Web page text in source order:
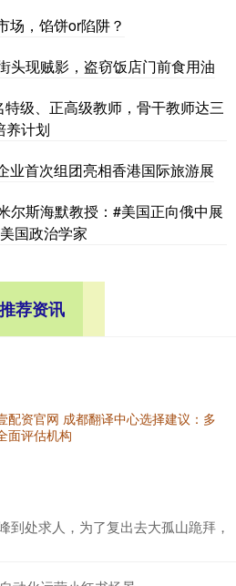
场，馅饼or陷阱？
头现贼影，盗窃饭店门前食用油
级、正高级教师，骨干教师达三
养计划
业首次组团亮相香港国际旅游展
尔斯海默教授：#美国正向俄中展
国政治学家
推荐资讯
配资官网 成都翻译中心选择建议：多
面评估机构
到处求人，为了复出去大孤山跪拜，